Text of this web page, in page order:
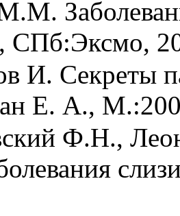
СПб:Эксмо,
И. Секреты
Е. А.,
Ф.Н.,